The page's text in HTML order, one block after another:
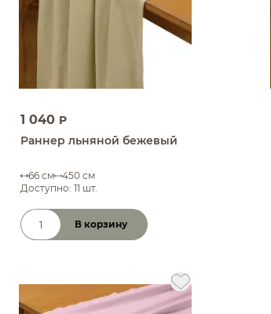
1 040 P
Раннер льняной бежевый
66 см
450 см
Доступно: 11 шт.
Количество товара
В корзину